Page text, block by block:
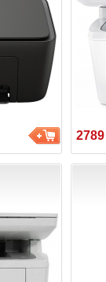
2789